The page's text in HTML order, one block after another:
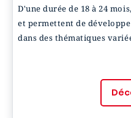
D'une durée de 18 à 24
et permettent de
dans des thématiques